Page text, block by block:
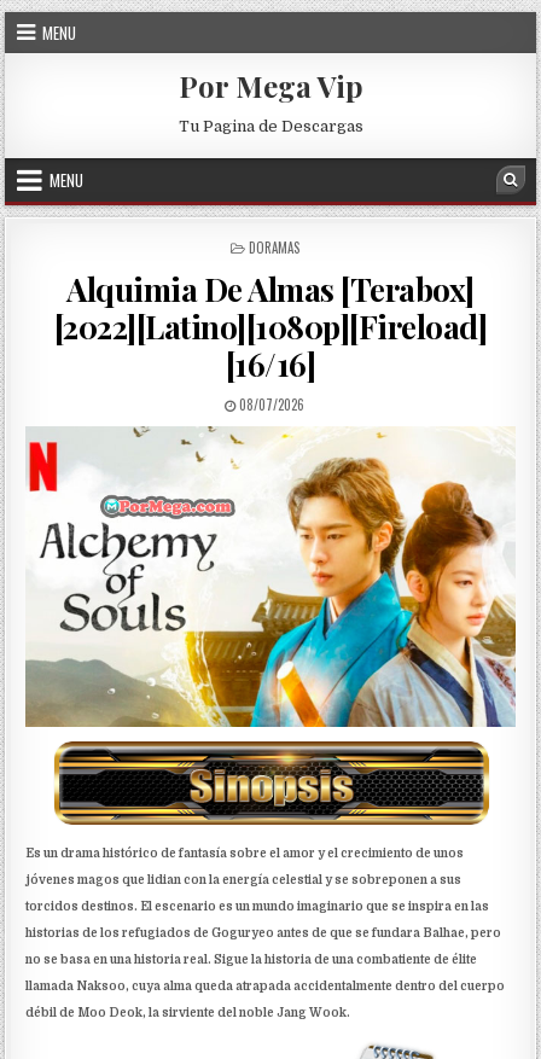
Skip to content
MENU
Por Mega Vip
Tu Pagina de Descargas
MENU
POSTED IN
DORAMAS
Alquimia De Almas [Terabox]
[2022][Latino][1080p][Fireload]
[16/16]
PUBLISHED DATE:
08/07/2026
Es un drama histórico de fantasía sobre el amor y el crecimiento de unos
jóvenes magos que lidian con la energía celestial y se sobreponen a sus
torcidos destinos. El escenario es un mundo imaginario que se inspira en las
historias de los refugiados de Goguryeo antes de que se fundara Balhae, pero
no se basa en una historia real. Sigue la historia de una combatiente de élite
llamada Naksoo, cuya alma queda atrapada accidentalmente dentro del cuerpo
débil de Moo Deok, la sirviente del noble Jang Wook.